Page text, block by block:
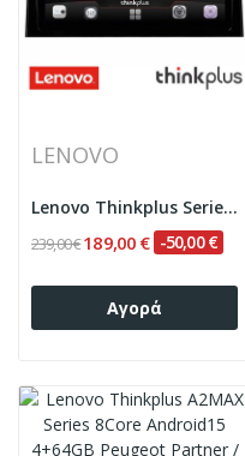
LENOVO
Lenovo Thinkplus Series 4Core Android15 2+32GB...
239,00 €189,00 € -50,00 €
Αγορά